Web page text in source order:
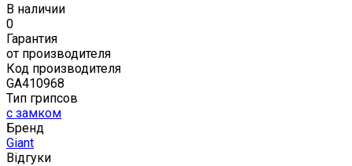
В наличии
0
Гарантия
от производителя
Код производителя
GA410968
Тип грипсов
с замком
Бренд
Giant
Відгуки